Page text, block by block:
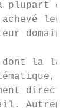
des
domaine
la
direct